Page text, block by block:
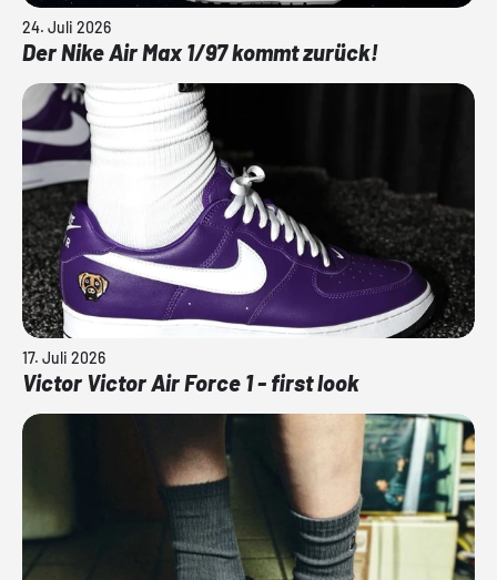
24. Juli 2026
Der Nike Air Max 1/97 kommt zurück!
17. Juli 2026
Victor Victor Air Force 1 - first look